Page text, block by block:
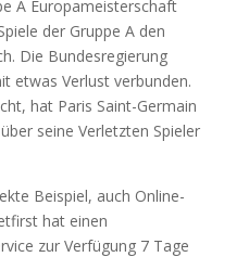
A Europameisterschaft
der Gruppe A den
Die Bundesregierung
etwas Verlust verbunden.
hat Paris Saint-Germain
seine Verletzten Spieler
Beispiel, auch Online-
hat einen
zur Verfügung 7 Tage